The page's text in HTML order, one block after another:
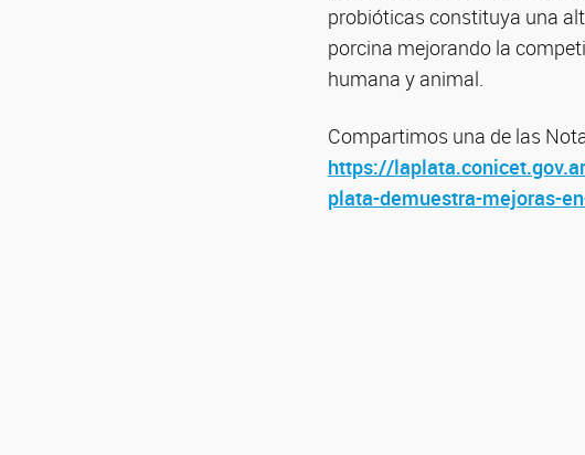
probióticas constituya una
porcina mejorando la
humana y animal.
Compartimos una de las
https://
plata-demuestra-mejoras-